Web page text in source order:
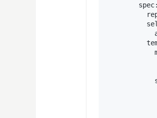
        spec: